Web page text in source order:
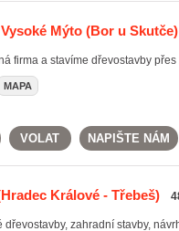
Mýto(Bor u Skutče)
firma a stavíme dřevostavby přes
MAPA
VOLAT NAPIŠTE NÁM
Králové - Třebeš)
dřevostavby, zahradní stavby,